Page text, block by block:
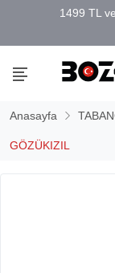
Anasayfa
GÖZÜKIZIL